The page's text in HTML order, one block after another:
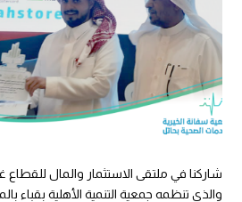
شاركنا في ملتقى الاستثمار والمال للقطاع
والذي تنظمه جمعية التنمية الأهلية بقباء